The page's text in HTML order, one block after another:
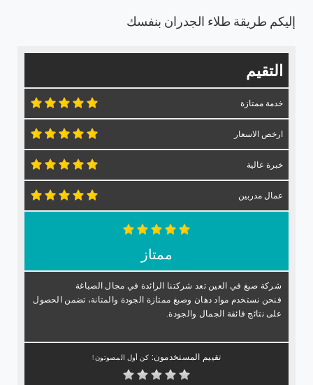
إليكم طريقة طلاء الجدران بنفسك
التقيم
خدمة ممتازة
ارخص الاسعار
خبرة عالية
عمال مدربين
ممتاز
شركة صبغ في العين تعد شركتنا الرائدة في مجال الصباغة
فنحن نستخدم مواد دهان وصبغ ممتازة الجودة والمتانة، تضمن الحصول
على نتائج فائقة الجمال والجودة.
تقييم المستخدمون: كن أول المصوتون !